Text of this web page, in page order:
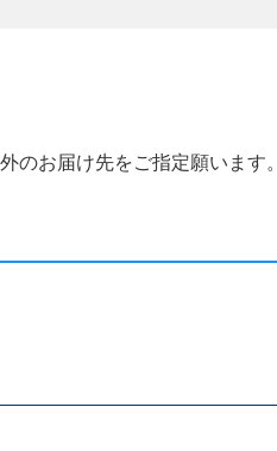
のお届け先をご指定願います。